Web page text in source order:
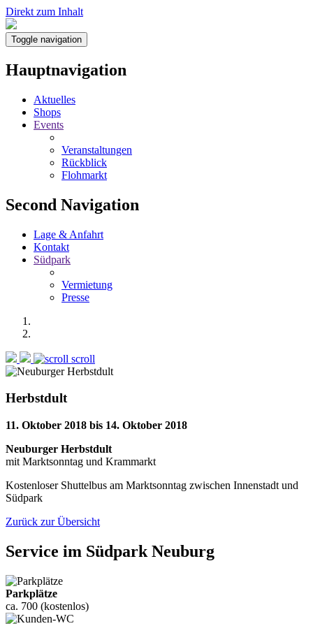
Direkt zum Inhalt
Toggle navigation
Hauptnavigation
Aktuelles
Shops
Events
Veranstaltungen
Rückblick
Flohmarkt
Second Navigation
Lage & Anfahrt
Kontakt
Südpark
Vermietung
Presse
scroll
Herbstdult
11. Oktober 2018 bis 14. Oktober 2018
Neuburger Herbstdult
mit Marktsonntag und Krammarkt
Kostenloser Shuttelbus am Marktsonntag zwischen Innenstadt und
Südpark
Zurück zur Übersicht
Service im Südpark Neuburg
Parkplätze
ca. 700 (kostenlos)